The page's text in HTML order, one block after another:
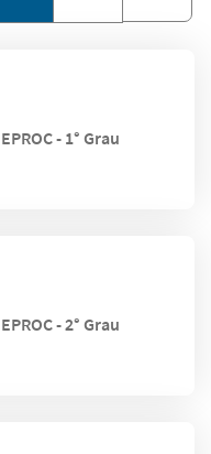
- 1° Grau
- 2° Grau